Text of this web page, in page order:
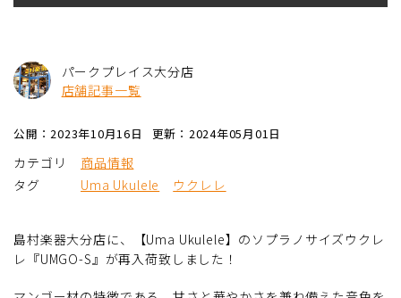
パークプレイス大分店
店舗記事一覧
公開：2023年10月16日 更新：2024年05月01日
カテゴリ
商品情報
タグ
Uma Ukulele ウクレレ
島村楽器大分店に、【Uma Ukulele】のソプラノサイズウクレ
レ『UMGO-S』が再入荷致しました！